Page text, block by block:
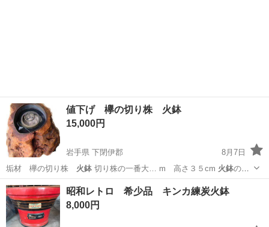
値下げ 欅の切り株 火鉢
15,000円
岩手県 下閉伊郡
8月7日
垢材 欅の切り株 火鉢 切り株の一番大… m 高さ３５cm 火鉢の部
分は直径４０c… m火鉢の鉄の箸や灰ならし…
岩手 下閉伊郡 その他 火鉢
昭和レトロ 希少品 キンカ練炭火鉢
8,000円